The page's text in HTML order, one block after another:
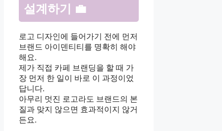
설계하기 💼
로고 디자인에 들어가기 전에 먼저
브랜드 아이덴티티를 명확히 해야
해요.
제가 직접 카페 브랜딩을 할 때 가
장 먼저 한 일이 바로 이 과정이었
답니다.
아무리 멋진 로고라도 브랜드의 본
질과 맞지 않으면 효과적이지 않거
든요.